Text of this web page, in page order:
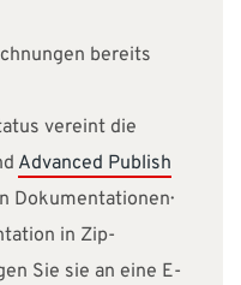
bereits
vereint die
Advanced Publish
Dokumentationen·
in Zip-
Sie sie an eine E-